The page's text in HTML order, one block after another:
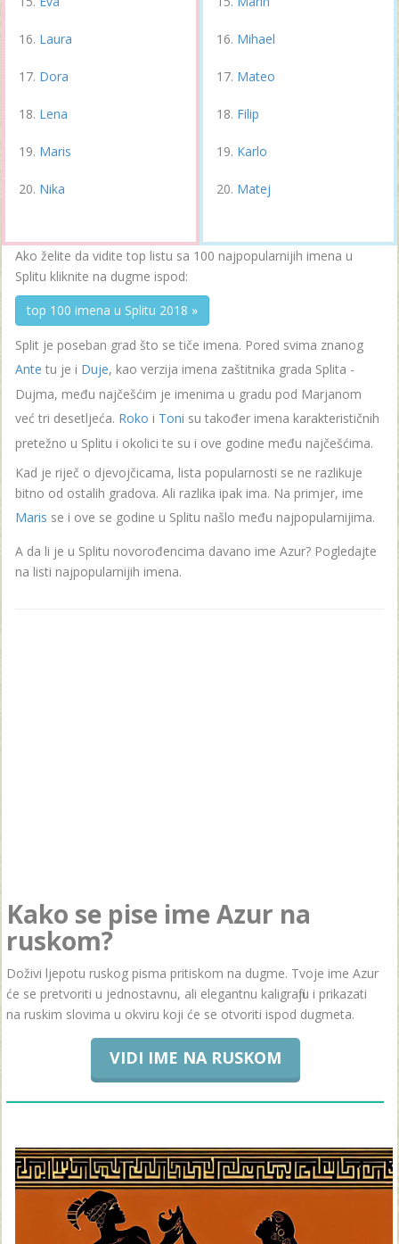
Laura
Dora
Lena
Maris
Nika
Mihael
Mateo
Filip
Karlo
Matej
Ako želite da vidite top listu sa 100 najpopularnijih imena u
Splitu kliknite na dugme ispod:
top 100 imena u Splitu 2018 »
Split je poseban grad što se tiče imena. Pored svima znanog
Ante tu je i Duje, kao verzija imena zaštitnika grada Splita -
Dujma, među najčešćim je imenima u gradu pod Marjanom
već tri desetljeća. Roko i Toni su također imena karakterističnih
pretežno u Splitu i okolici te su i ove godine među najčešćima.
Kad je riječ o djevojčicama, lista popularnosti se ne razlikuje
bitno od ostalih gradova. Ali razlika ipak ima. Na primjer, ime
Maris se i ove se godine u Splitu našlo među najpopularnijima.
A da li je u Splitu novorođencima davano ime Azur? Pogledajte
na listi najpopularnijih imena.
Kako se pise ime Azur na
ruskom?
Doživi ljepotu ruskog pisma pritiskom na dugme. Tvoje ime Azur
će se pretvoriti u jednostavnu, ali elegantnu kaligrafiju i prikazati
na ruskim slovima u okviru koji će se otvoriti ispod dugmeta.
VIDI IME NA RUSKOM